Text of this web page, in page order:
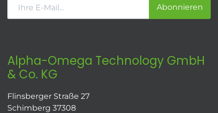
Abonnieren
Alpha-Omega Technology GmbH
& Co. KG
Flinsberger Straße 27
Schimberg 37308